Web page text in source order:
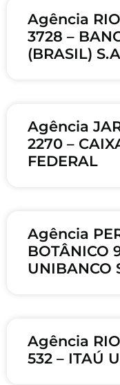
Agência
3728 –
(BRASIL)
Agência
2270 –
FEDERAL
Agência
BOTÂNICO
UNIBANCO
Agência
532 – ITAÚ